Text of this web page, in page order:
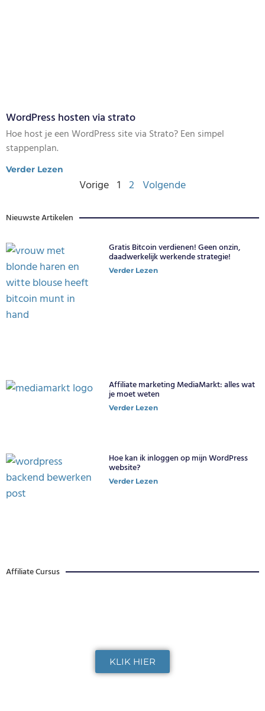
WordPress hosten via strato
Hoe host je een WordPress site via Strato? Een simpel
stappenplan.
Verder Lezen
Vorige 1 2 Volgende
Nieuwste Artikelen
Gratis Bitcoin verdienen! Geen onzin,
daadwerkelijk werkende strategie!
Verder Lezen
Affiliate marketing MediaMarkt: alles wat
je moet weten
Verder Lezen
Hoe kan ik inloggen op mijn WordPress
website?
Verder Lezen
Affiliate Cursus
KLIK HIER